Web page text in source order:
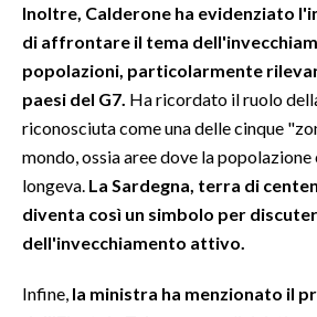
INSULARITÀ
INFO AZIENDE
ANNUNCI
NECROLOGI
PUBBLICITÀ
SPIAGGE
Inoltre, Calderone ha evidenziato
di affrontare il tema
popolazioni, particolarmente
paesi del G7. Ha ricordato il ruolo
riconosciuta come una delle cinque
mondo, ossia aree dove la popolazione
longeva. La Sardegna, terra di
diventa così un simbolo per
dell'invecchiamento attivo.
Infine, la ministra ha menzionato il